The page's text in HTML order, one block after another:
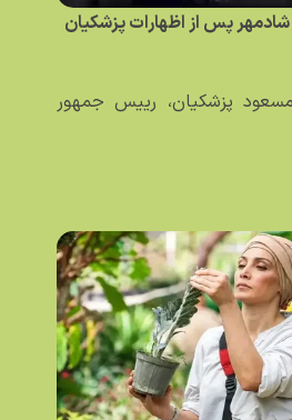
پس از اظهارات پزشکیان
پزشکیان، رییس جمهور